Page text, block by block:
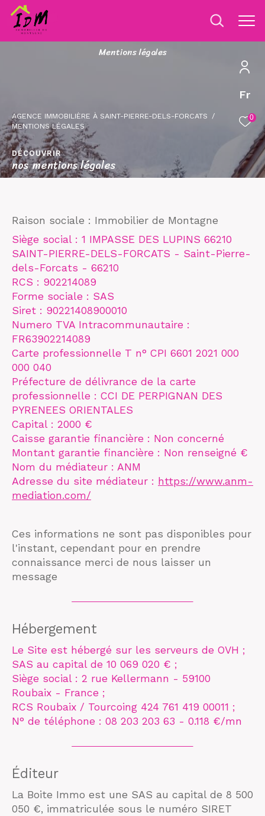
Fr
0
Mentionslégales
AGENCE IMMOBILIÈRE À SAINT-PIERRE-DELS-FORCATS
MENTIONS LÉGALES
DÉCOUVRIR
nos mentions légales
Raison sociale : Immobilier de Montagne
Siège social : 1 IMPASSE DES LUPINS 66210
SAINT-PIERRE-DELS-FORCATS - Saint-Pierre-
dels-Forcats - 66210
RCS : 902214089
Forme sociale : SAS
Siret : 90221408900010
Numero TVA Intracommunautaire :
FR63902214089
Carte professionnelle T n° CPI 6601 2021 000
000 040
Préfecture de délivrance de la carte
professionnelle : CCI DE PERPIGNAN DES
PYRENEES ORIENTALES
Capital : 2000 €
Caisse garantie financière : Non concerné
Montant garantie financière : Non renseigné €
Nom du médiateur : ANM
Adresse du site médiateur : https://www.anm-
mediation.com/
Ces informations ne sont pas disponibles pour
l'instant, cependant pour en prendre
connaissance merci de nous laisser un
message
Hébergement
Le Site est hébergé sur les serveurs de OVH ;
SAS au capital de 10 069 020 € ;
Siège social : 2 rue Kellermann - 59100
Roubaix - France ;
RCS Roubaix / Tourcoing 424 761 419 00011 ;
N° de téléphone : 08 203 203 63 - 0.118 €/mn
Éditeur
La Boite Immo est une SAS au capital de 8 500
050 €, immatriculée sous le numéro SIRET